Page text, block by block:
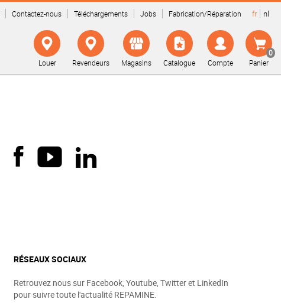
Contactez-nous Téléchargements Jobs Fabrication/Réparation fr nl
0
Panier
Compte
Catalogue
Magasins
Revendeurs
Louer
RÉSEAUX SOCIAUX
Retrouvez nous sur Facebook, Youtube, Twitter et LinkedIn
pour suivre toute l'actualité REPAMINE.